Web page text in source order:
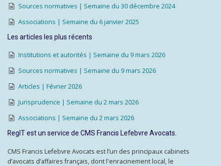
Sources normatives | Semaine du 30 décembre 2024
Associations | Semaine du 6 janvier 2025
Les articles les plus récents
Institutions et autorités | Semaine du 9 mars 2026
Sources normatives | Semaine du 9 mars 2026
Articles | Février 2026
Jurisprudence | Semaine du 2 mars 2026
Associations | Semaine du 2 mars 2026
RegIT est un service de CMS Francis Lefebvre Avocats.
CMS Francis Lefebvre Avocats est l’un des principaux cabinets
d’avocats d’affaires français, dont l'enracinement local, le